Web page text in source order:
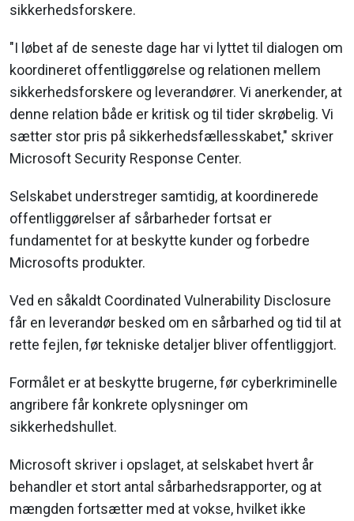
sikkerhedsforskere.
"I løbet af de seneste dage har vi lyttet til dialogen om
koordineret offentliggørelse og relationen mellem
sikkerhedsforskere og leverandører. Vi anerkender, at
denne relation både er kritisk og til tider skrøbelig. Vi
sætter stor pris på sikkerhedsfællesskabet," skriver
Microsoft Security Response Center.
Selskabet understreger samtidig, at koordinerede
offentliggørelser af sårbarheder fortsat er
fundamentet for at beskytte kunder og forbedre
Microsofts produkter.
Ved en såkaldt Coordinated Vulnerability Disclosure
får en leverandør besked om en sårbarhed og tid til at
rette fejlen, før tekniske detaljer bliver offentliggjort.
Formålet er at beskytte brugerne, før cyberkriminelle
angribere får konkrete oplysninger om
sikkerhedshullet.
Microsoft skriver i opslaget, at selskabet hvert år
behandler et stort antal sårbarhedsrapporter, og at
mængden fortsætter med at vokse, hvilket ikke